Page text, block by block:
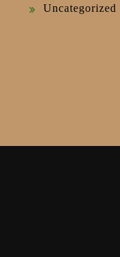
Uncategorized